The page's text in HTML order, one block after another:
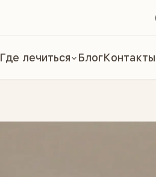
Где лечиться БлогКонтакты